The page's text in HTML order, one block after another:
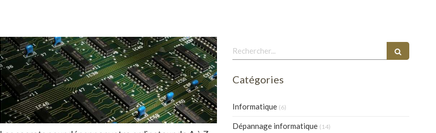
Rechercher
Catégories
Informatique (6)
Dépannage informatique (14)